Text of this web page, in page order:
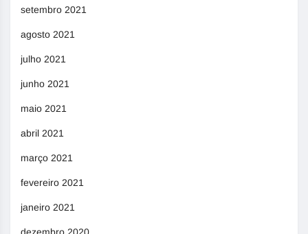
setembro 2021
agosto 2021
julho 2021
junho 2021
maio 2021
abril 2021
março 2021
fevereiro 2021
janeiro 2021
dezembro 2020